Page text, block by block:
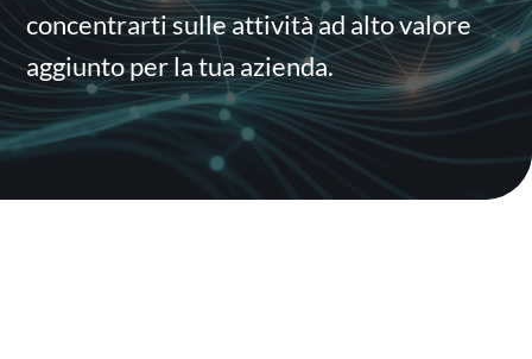
concentrarti sulle attività ad alto valore
aggiunto per la tua azienda.